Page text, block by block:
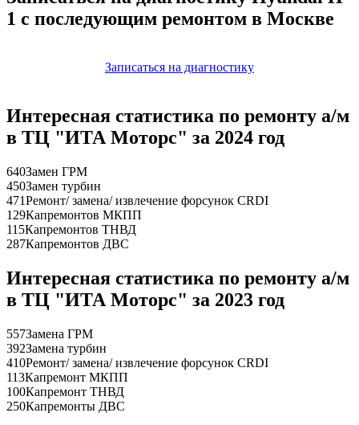
1 с последующим ремонтом в Москве
Записаться на диагностику
Интересная статистика по ремонту а/м
в ТЦ "ИТА Моторс" за 2024 год
640Замен ГРМ
450Замен турбин
471Ремонт/ замена/ извлечение форсунок CRDI
129Капремонтов МКПП
115Капремонтов ТНВД
287Капремонтов ДВС
Интересная статистика по ремонту а/м
в ТЦ "ИТА Моторс" за 2023 год
557Замена ГРМ
392Замена турбин
410Ремонт/ замена/ извлечение форсунок CRDI
113Капремонт МКПП
100Капремонт ТНВД
250Капремонты ДВС